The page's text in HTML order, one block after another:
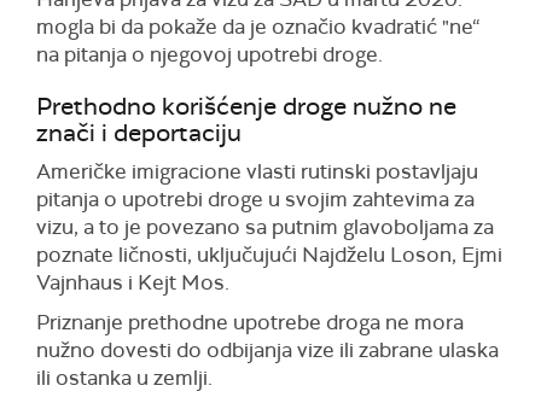
mogla bi da pokaže da je označio kvadratić "ne“
na pitanja o njegovoj upotrebi droge.
Prethodno korišćenje droge nužno ne
znači i deportaciju
Američke imigracione vlasti rutinski postavljaju
pitanja o upotrebi droge u svojim zahtevima za
vizu, a to je povezano sa putnim glavoboljama za
poznate ličnosti, uključujući Najdželu Loson, Ejmi
Vajnhaus i Kejt Mos.
Priznanje prethodne upotrebe droga ne mora
nužno dovesti do odbijanja vize ili zabrane ulaska
ili ostanka u zemlji.